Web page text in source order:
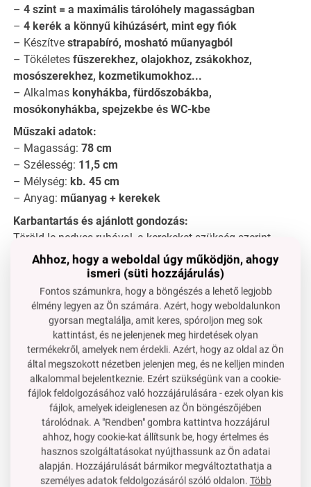
– 4 szint = a maximális tárolóhely magasságban
– 4 kerék a könnyű kihúzásért, mint egy fiók
– Készítve strapabíró, mosható műanyagból
– Tökéletes fűszerekhez, olajokhoz, zsákokhoz,
mosószerekhez, kozmetikumokhoz...
– Alkalmas konyhákba, fürdőszobákba,
mosókonyhákba, spejzekbe és WC-kbe
Műszaki adatok:
– Magasság: 78 cm
– Szélesség: 11,5 cm
– Mélység: kb. 45 cm
– Anyag: műanyag + kerekek
Karbantartás és ajánlott gondozás:
Töröld le nedves ruhával, a kerekeket szükség szerint
tisztítsd meg a por eltávolítására. Ne tedd ki közvetlen
napfénynek, hogy a műanyag ne fakuljon.
GYIK – leggyakrabban feltett kérdések:
Tudja a polc megtartani teljes palackokat vagy
tisztítószereket?
– Igen, egyenletes terhelés elosztás mellett stabil és erős.
Nem esnek ki a dolgok kihúzáskor?
– Nem, a megemelt oldalsó élekbiztonságosan bent
tartják a tartalmat.
Használható fürdőszobában vagy mosókonyhában is?
– Igen, a műanyag anyag alkalmasnedves helyiségekbe
mint a fürdőszoba vagy mosókonyha.
Tippek és ajánlások:
Ahhoz, hogy a weboldal úgy működjön, ahogy
ismeri (süti hozzájárulás)
Fontos számunkra, hogy a böngészés a lehető legjobb
élmény legyen az Ön számára. Azért, hogy weboldalunkon
gyorsan megtalálja, amit keres, spóroljon meg sok
kattintást, és ne jelenjenek meg hirdetések olyan
termékekről, amelyek nem érdekli. Azért, hogy az oldal az Ön
által megszokott nézetben jelenjen meg, és ne kelljen minden
alkalommal bejelentkeznie. Ezért szükségünk van a cookie-
fájlok feldolgozásához való hozzájárulására - ezek olyan kis
fájlok, amelyek ideiglenesen az Ön böngészőjében
tárolódnak. A "Rendben" gombra kattintva hozzájárul
ahhoz, hogy cookie-kat állítsunk be, hogy értelmes és
hasznos szolgáltatásokat nyújthassunk az Ön adatai
alapján. Hozzájárulását bármikor megváltoztathatja a
személyes adatok feldolgozásáról szóló oldalon. Több